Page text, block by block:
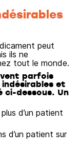
peut
ils ne
tout le monde.
parfois
et
ci-dessous. Un
d’un patient
d’un patient sur